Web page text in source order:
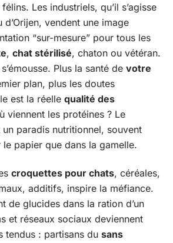
Les industriels, qu’il s’agisse
d’Orijen, vendent une image
“sur-mesure” pour tous les
, chat stérilisé, chaton ou vétéran.
Plus la santé de votre
plan, plus les doutes
est la réelle qualité des
viennent les protéines ? Le
paradis nutritionnel, souvent
le papier que dans la gamelle.
croquettes pour chats, céréales,
additifs, inspire la méfiance.
de glucides dans la ration d’un
et réseaux sociaux deviennent
tendus : partisans du sans